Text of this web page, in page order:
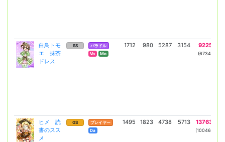
白鳥トモ
エ 抹茶
ドレス
SS
バラドル
Vo
Mo
1712 980 5287 3154 9225
(6734)
ヒメ 読
書のスス
メ
GS
プレイヤー
Da
1495 1823 4738 5713 13763
(10046)